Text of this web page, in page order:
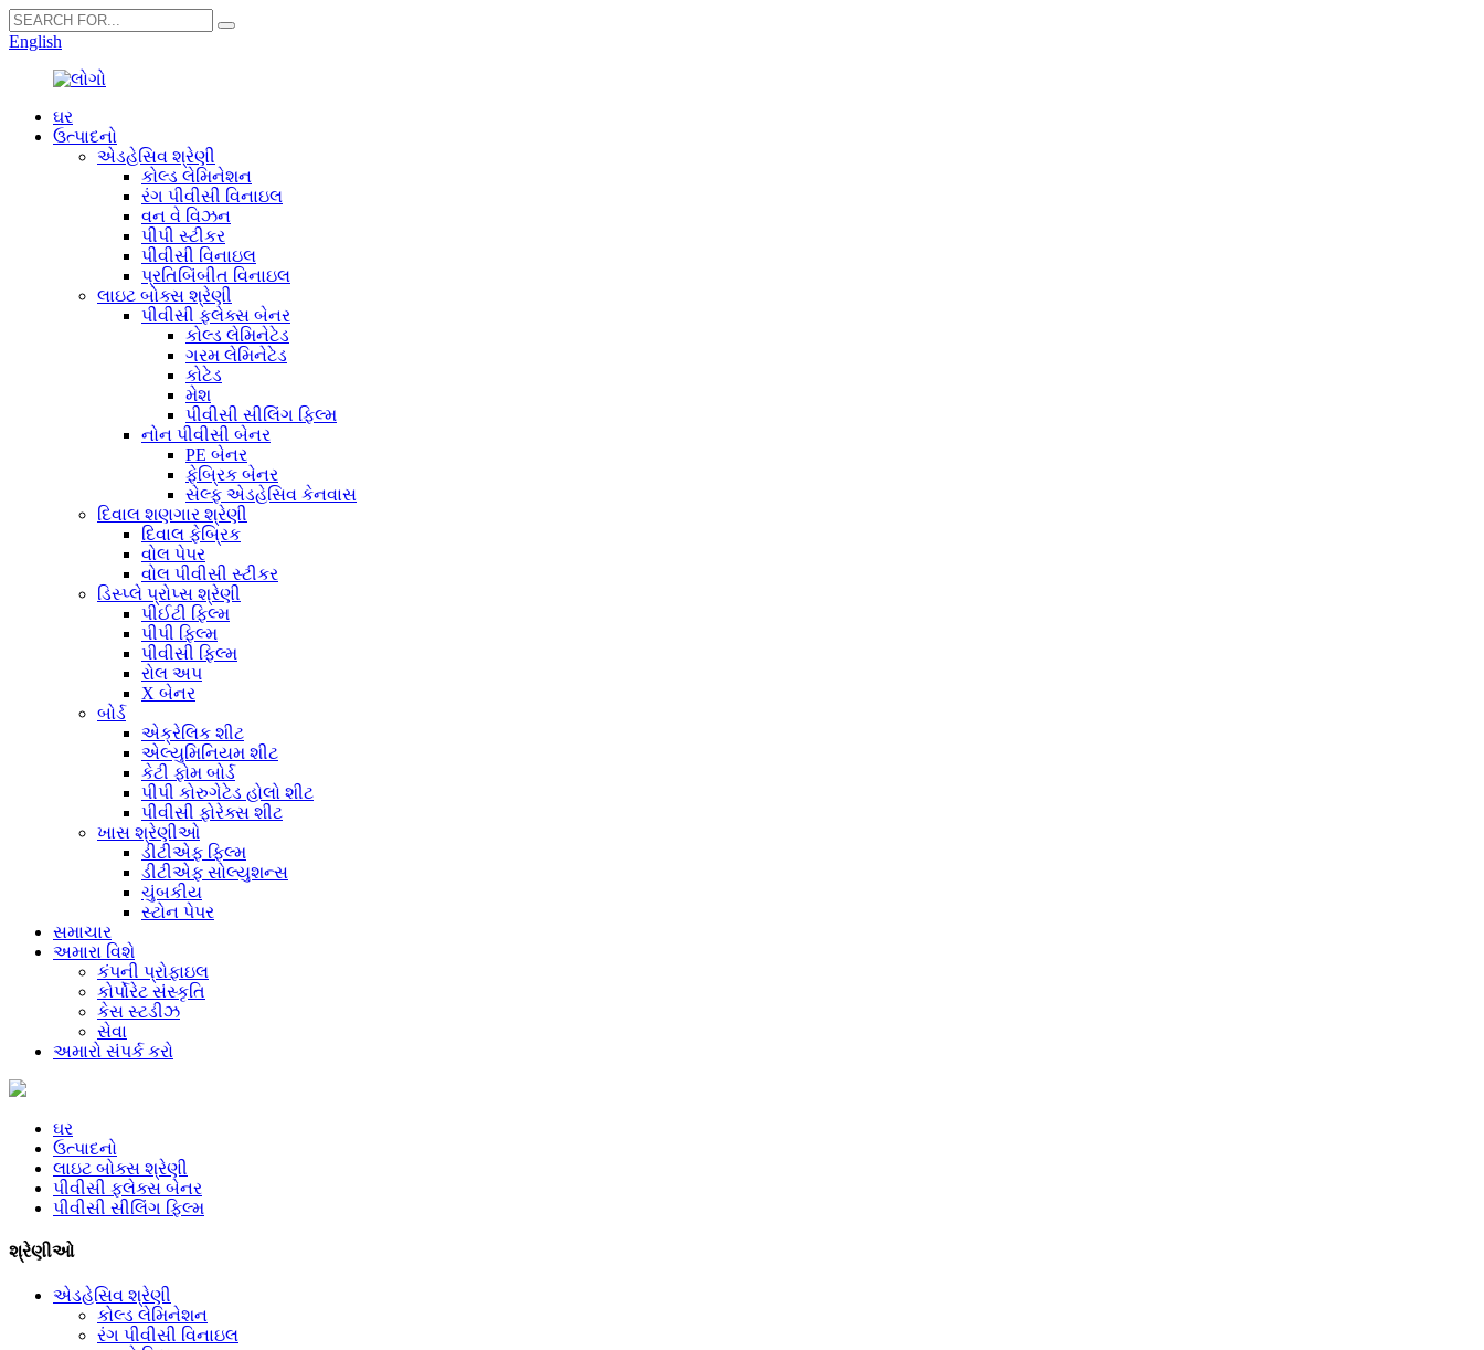
English
ઘર
ઉત્પાદનો
એડહેસિવ શ્રેણી
કોલ્ડ લેમિનેશન
રંગ પીવીસી વિનાઇલ
વન વે વિઝન
પીપી સ્ટીકર
પીવીસી વિનાઇલ
પ્રતિબિંબીત વિનાઇલ
લાઇટ બોક્સ શ્રેણી
પીવીસી ફ્લેક્સ બેનર
કોલ્ડ લેમિનેટેડ
ગરમ લેમિનેટેડ
કોટેડ
મેશ
પીવીસી સીલિંગ ફિલ્મ
નોન પીવીસી બેનર
PE બેનર
ફેબ્રિક બેનર
સેલ્ફ એડહેસિવ કેનવાસ
દિવાલ શણગાર શ્રેણી
દિવાલ ફેબ્રિક
વોલ પેપર
વોલ પીવીસી સ્ટીકર
ડિસ્પ્લે પ્રોપ્સ શ્રેણી
પીઈટી ફિલ્મ
પીપી ફિલ્મ
પીવીસી ફિલ્મ
રોલ અપ
X બેનર
બોર્ડ
એક્રેલિક શીટ
એલ્યુમિનિયમ શીટ
કેટી ફોમ બોર્ડ
પીપી કોરુગેટેડ હોલો શીટ
પીવીસી ફોરેક્સ શીટ
ખાસ શ્રેણીઓ
ડીટીએફ ફિલ્મ
ડીટીએફ સોલ્યુશન્સ
ચુંબકીય
સ્ટોન પેપર
સમાચાર
અમારા વિશે
કંપની પ્રોફાઇલ
કોર્પોરેટ સંસ્કૃતિ
કેસ સ્ટડીઝ
સેવા
અમારો સંપર્ક કરો
ઘર
ઉત્પાદનો
લાઇટ બોક્સ શ્રેણી
પીવીસી ફ્લેક્સ બેનર
પીવીસી સીલિંગ ફિલ્મ
શ્રેણીઓ
એડહેસિવ શ્રેણી
કોલ્ડ લેમિનેશન
રંગ પીવીસી વિનાઇલ